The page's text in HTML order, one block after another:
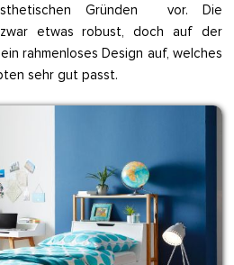
Gründen vor. Die
etwas robust, doch auf der
rahmenloses Design auf, welches
sehr gut passt.